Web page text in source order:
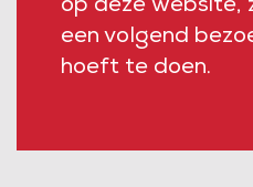
op deze website,
een volgend
hoeft te doen.